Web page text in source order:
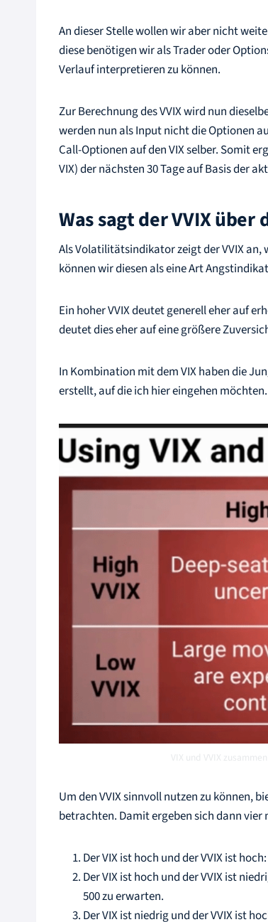
An dieser Stelle wollen wir aber nicht
diese benötigen wir als Trader oder
Verlauf interpretieren zu können.
Zur Berechnung des VVIX wird nun
werden nun als Input nicht die Optionen
Call-Optionen auf den VIX selber. Somit
VIX) der nächsten 30 Tage auf Basis der
Was sagt der VVIX
Als Volatilitätsindikator zeigt der VVIX
können wir diesen als eine Art
Ein hoher VVIX deutet generell eher auf
deutet dies eher auf eine größere
In Kombination mit dem VIX haben die
erstellt, auf die ich hier eingehen möchten.
VIX und VVIX
Um den VVIX sinnvoll nutzen zu können,
betrachten. Damit ergeben sich dann
Der VIX ist hoch und der VVIX ist
Der VIX ist hoch und der VVIX ist
500 zu erwarten.
Der VIX ist niedrig und der VVIX ist